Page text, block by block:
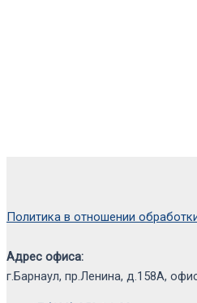
Политика в отношении
Адрес офиса:
г.Барнаул, пр.Ленина, д.158А,